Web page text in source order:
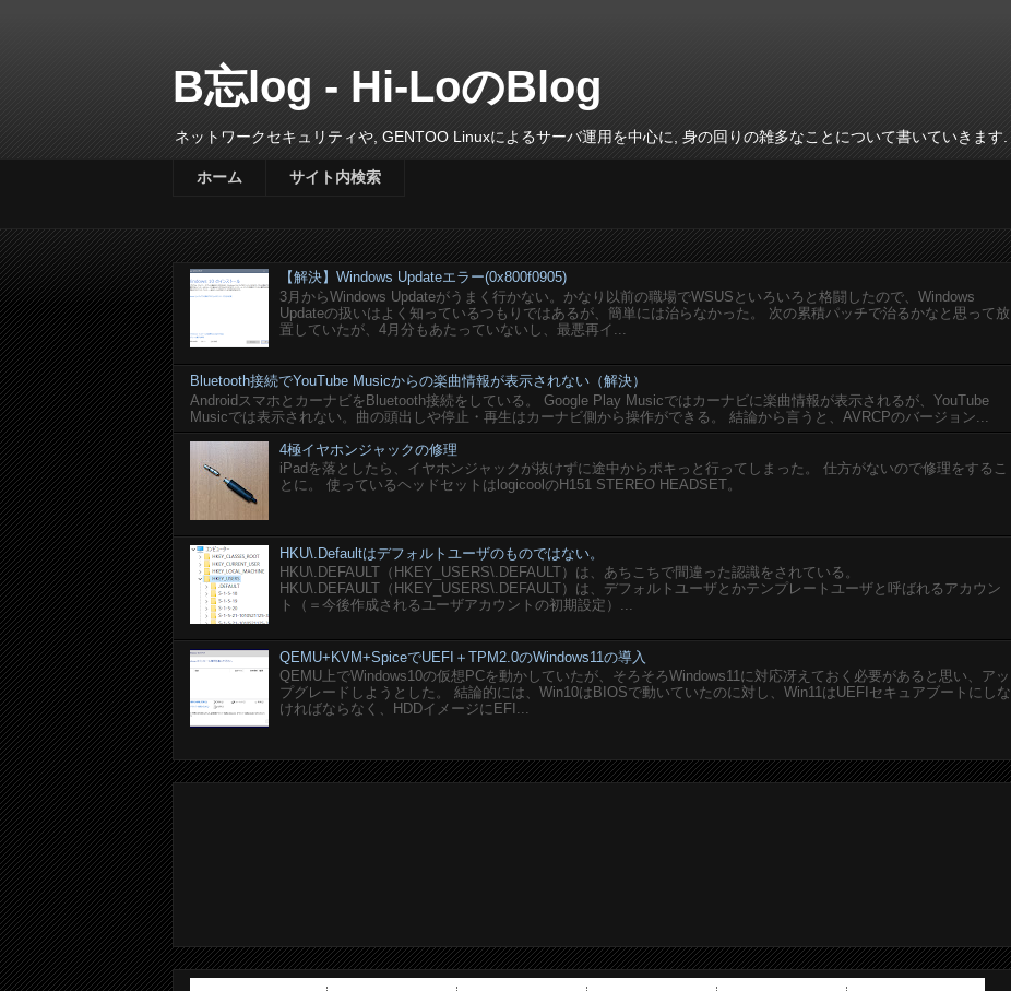
B忘log - Hi-LoのBlog
ネットワークセキュリティや, GENTOO Linuxによるサーバ運用を中心に, 身の回りの雑多なことについて書いていきます.
ホーム サイト内検索
【解決】Windows Updateエラー(0x800f0905)
3月からWindows Updateがうまく行かない。かなり以前の職場でWSUSといろいろと格闘したので、Windows
Updateの扱いはよく知っているつもりではあるが、簡単には治らなかった。 次の累積パッチで治るかなと思って放
置していたが、4月分もあたっていないし、最悪再イ...
Bluetooth接続でYouTube Musicからの楽曲情報が表示されない（解決）
AndroidスマホとカーナビをBluetooth接続をしている。 Google Play Musicではカーナビに楽曲情報が表示されるが、YouTube
Musicでは表示されない。曲の頭出しや停止・再生はカーナビ側から操作ができる。 結論から言うと、AVRCPのバージョン...
4極イヤホンジャックの修理
iPadを落としたら、イヤホンジャックが抜けずに途中からポキっと行ってしまった。 仕方がないので修理をするこ
とに。 使っているヘッドセットはlogicoolのH151 STEREO HEADSET。
HKU\.Defaultはデフォルトユーザのものではない。
HKU\.DEFAULT（HKEY_USERS\.DEFAULT）は、あちこちで間違った認識をされている。
HKU\.DEFAULT（HKEY_USERS\.DEFAULT）は、デフォルトユーザとかテンプレートユーザと呼ばれるアカウン
ト（＝今後作成されるユーザアカウントの初期設定）...
QEMU+KVM+SpiceでUEFI＋TPM2.0のWindows11の導入
QEMU上でWindows10の仮想PCを動かしていたが、そろそろWindows11に対応冴えておく必要があると思い、アッ
プグレードしようとした。 結論的には、Win10はBIOSで動いていたのに対し、Win11はUEFIセキュアブートにしな
ければならなく、HDDイメージにEFI...